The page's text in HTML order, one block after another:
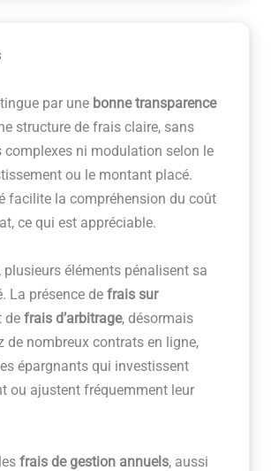
par une bonne transparence
structure de frais claire, sans
complexes ni modulation selon le
ou le montant placé.
facilite la compréhension du coût
ce qui est appréciable.
plusieurs éléments pénalisent sa
La présence de frais sur
de frais d’arbitrage, désormais
de nombreux contrats en ligne,
épargnants qui investissent
ou ajustent fréquemment leur
frais de gestion annuels, aussi